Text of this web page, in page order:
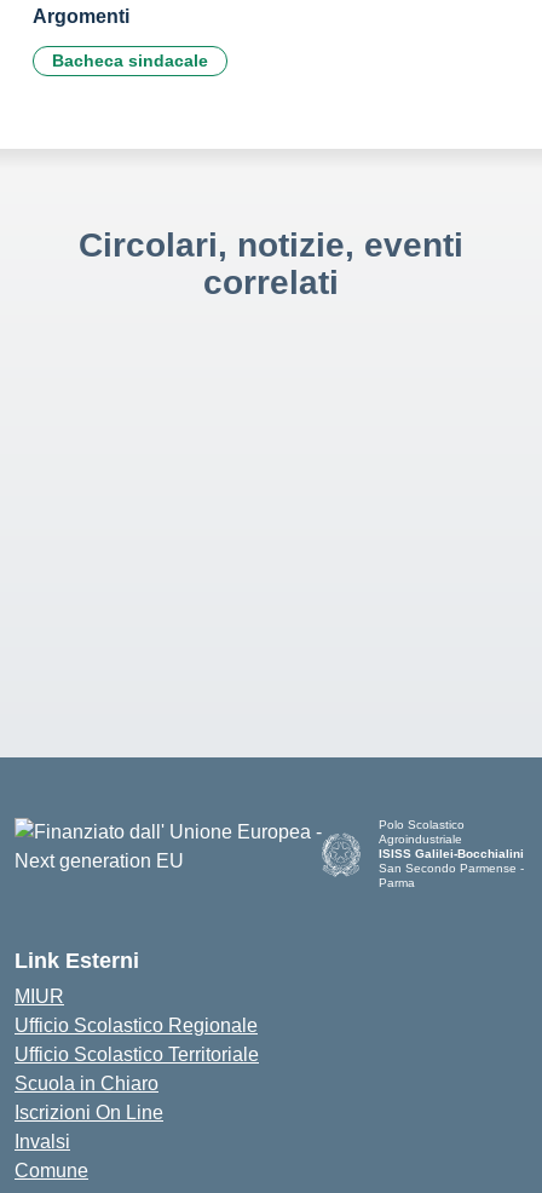
Argomenti
Bacheca sindacale
Circolari, notizie, eventi
correlati
Polo Scolastico
Agroindustriale
ISISS Galilei-Bocchialini
San Secondo Parmense -
Parma
Link Esterni
MIUR
Ufficio Scolastico Regionale
Ufficio Scolastico Territoriale
Scuola in Chiaro
Iscrizioni On Line
Invalsi
Comune